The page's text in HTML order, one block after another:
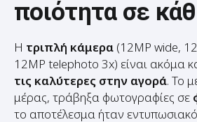
Ητριπλή κάμερα(12MP wide,
τις καλύτερες στην αγορά. Το
μέρας, τράβηξα φωτογραφίες σε
το αποτέλεσμα ήταν
φυσικά χρώματα, και